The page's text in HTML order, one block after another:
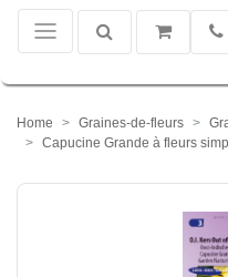
Home Graines-de-fleurs
Capucine Grande à fleurs